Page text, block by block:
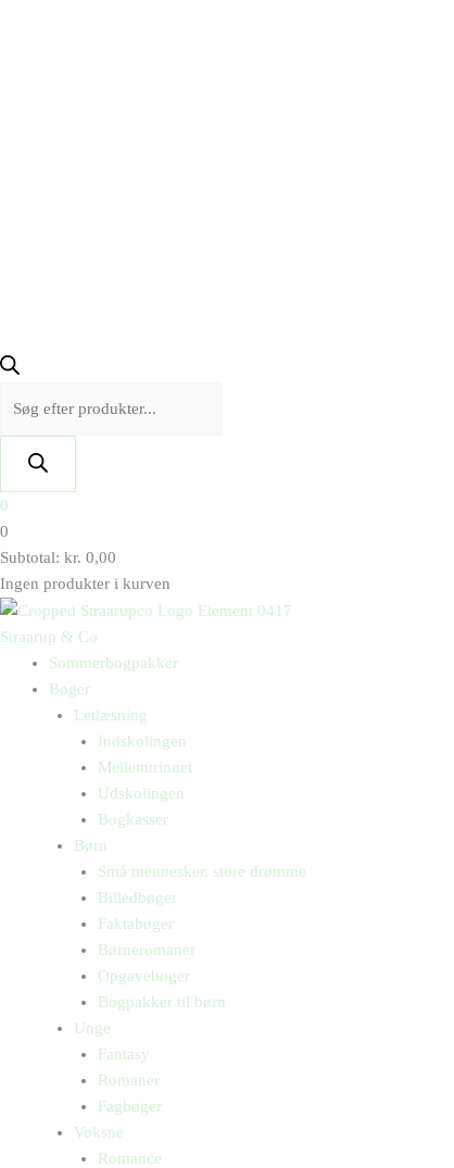
0
0
Subtotal: kr. 0,00
Ingen produkter i kurven
Straarup & Co
Sommerbogpakker
Bøger
Letlæsning
Indskolingen
Mellemtrinnet
Udskolingen
Bogkasser
Børn
Små mennesker, store drømme
Billedbøger
Faktabøger
Børneromaner
Opgavebøger
Bogpakker til børn
Unge
Fantasy
Romaner
Fagbøger
Voksne
Romance